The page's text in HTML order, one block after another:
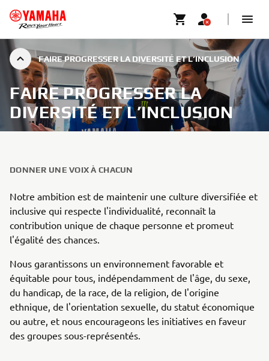
FAIRE PROGRESSER LA DIVERSITÉ ET L’INCLUSION
FAIRE PROGRESSER LA
DIVERSITÉ ET L’INCLUSION
DONNER UNE VOIX À CHACUN
Notre ambition est de maintenir une culture diversifiée et
inclusive qui respecte l'individualité, reconnaît la
contribution unique de chaque personne et promeut
l'égalité des chances.
Nous garantissons un environnement favorable et
équitable pour tous, indépendamment de l'âge, du sexe,
du handicap, de la race, de la religion, de l'origine
ethnique, de l'orientation sexuelle, du statut économique
ou autre, et nous encourageons les initiatives en faveur
des groupes sous-représentés.